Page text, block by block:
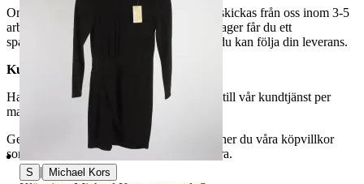
Om du har valt frakt kommer din vara att skickas från oss inom 3-5
arbetsdagar. När din vara har lämnat vårt lager får du ett
spårningsnummer av DSV inom kort där du kan följa din leverans.
Kundservice
Har du frågor eller funderingar hör av dig till vår kundtjänst per
mail:
webbshop@myrorna.se
Genom att buda på våra annonser godkänner du våra köpvillkor
som du hittar på vår infosida här på Tradera.
S | Michael Kors